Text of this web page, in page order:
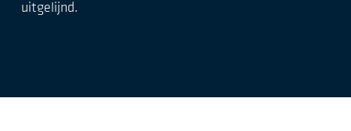
uitgelijnd.